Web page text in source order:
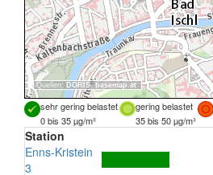
Quellen: DORIS, basemap.at
sehr gering belastet gering belastet
0 bis 35 µg/m³
35 bis 50 µg/m³
Station
Enns-Kristein
3